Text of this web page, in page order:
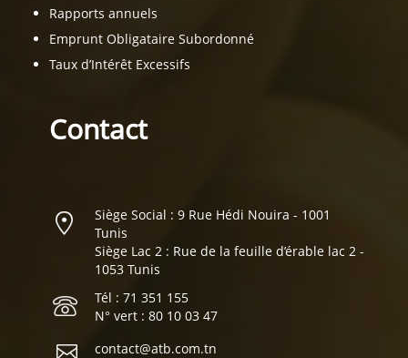
Rapports annuels
Emprunt Obligataire Subordonné
Taux d’Intérêt Excessifs
Contact
Siège Social : 9 Rue Hédi Nouira - 1001
Tunis
Siège Lac 2 : Rue de la feuille d’érable lac 2 -
1053 Tunis
Tél : 71 351 155
N° vert : 80 10 03 47
contact@atb.com.tn